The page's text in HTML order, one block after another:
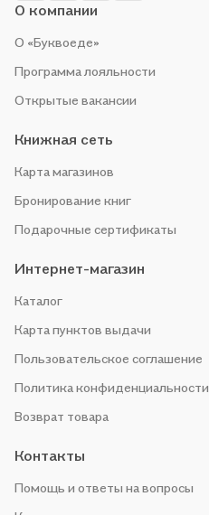
О компании
О «Буквоеде»
Программа лояльности
Открытые вакансии
Книжная сеть
Карта магазинов
Бронирование книг
Подарочные сертификаты
Интернет-магазин
Каталог
Карта пунктов выдачи
Пользовательское соглашение
Политика конфиденциальности
Возврат товара
Контакты
Помощь и ответы на вопросы